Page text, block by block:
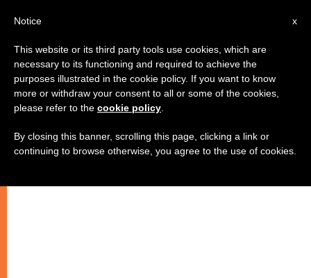
x
Notice
This website or its third party tools use cookies, which are
necessary to its functioning and required to achieve the
purposes illustrated in the cookie policy. If you want to know
more or withdraw your consent to all or some of the cookies,
please refer to the cookie policy
By closing this banner, scrolling this page, clicking a link or
continuing to browse otherwise, you agree to the use of cookies.